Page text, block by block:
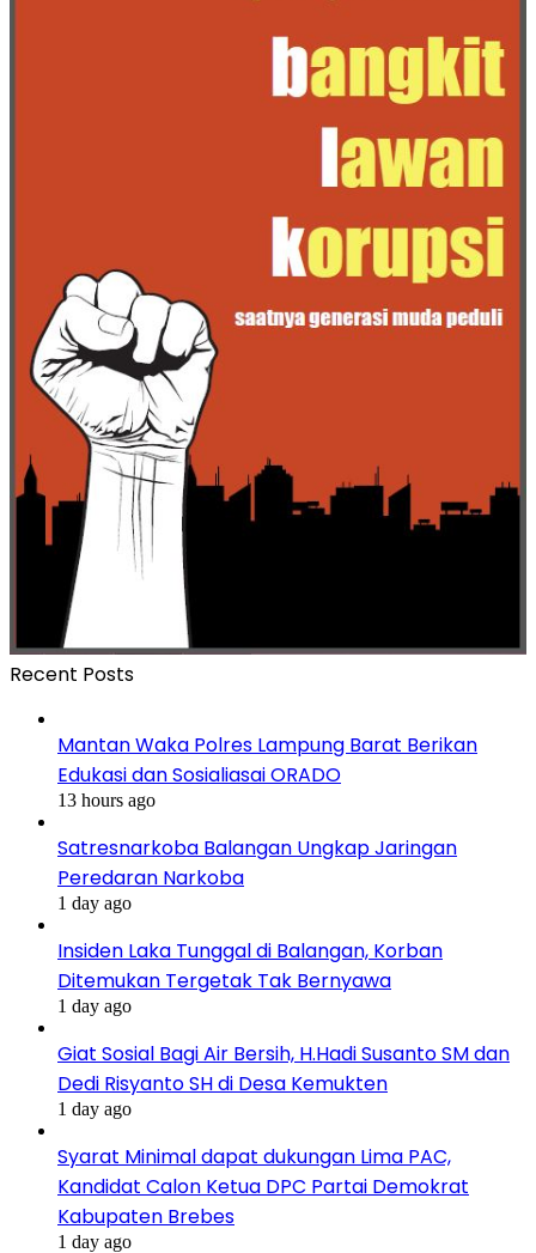
Recent Posts
Mantan Waka Polres Lampung Barat Berikan
Edukasi dan Sosialiasai ORADO
13 hours ago
Satresnarkoba Balangan Ungkap Jaringan
Peredaran Narkoba
1 day ago
Insiden Laka Tunggal di Balangan, Korban
Ditemukan Tergetak Tak Bernyawa
1 day ago
Giat Sosial Bagi Air Bersih, H.Hadi Susanto SM dan
Dedi Risyanto SH di Desa Kemukten
1 day ago
Syarat Minimal dapat dukungan Lima PAC,
Kandidat Calon Ketua DPC Partai Demokrat
Kabupaten Brebes
1 day ago